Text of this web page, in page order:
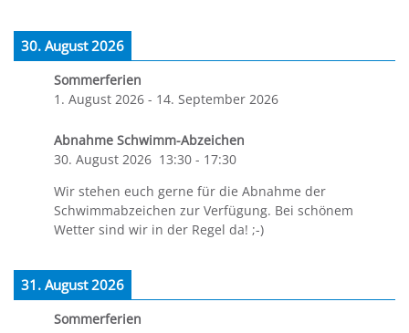
30. August 2026
Sommerferien
1. August 2026 - 14. September 2026
Abnahme Schwimm-Abzeichen
30. August 2026 13:30 - 17:30
Wir stehen euch gerne für die Abnahme der
Schwimmabzeichen zur Verfügung. Bei schönem
Wetter sind wir in der Regel da! ;-)
31. August 2026
Sommerferien